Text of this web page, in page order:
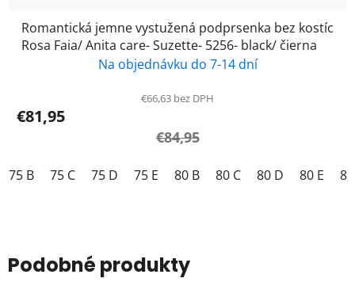
Romantická jemne vystužená podprsenka bez kostíc
Rosa Faia/ Anita care- Suzette- 5256- black/ čierna
Na objednávku do 7-14 dní
€66,63 bez DPH
€81,95
€84,95
75 B 75 C 75 D 75 E 80 B 80 C 80 D 80 E
Podobné produkty